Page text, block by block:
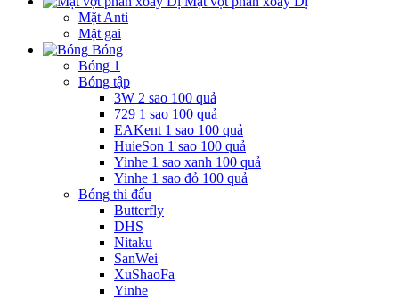
Mặt Anti
Mặt gai
Bóng
Bóng 1
Bóng tập
3W 2 sao 100 quả
729 1 sao 100 quả
EAKent 1 sao 100 quả
HuieSon 1 sao 100 quả
Yinhe 1 sao xanh 100 quả
Yinhe 1 sao đỏ 100 quả
Bóng thi đấu
Butterfly
DHS
Nitaku
SanWei
XuShaoFa
Yinhe